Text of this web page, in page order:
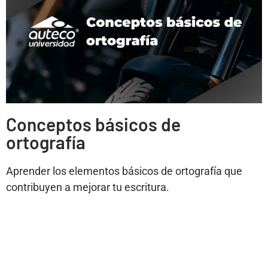
Conceptos básicos de
ortografía
Aprender los elementos básicos de ortografía que
contribuyen a mejorar tu escritura.